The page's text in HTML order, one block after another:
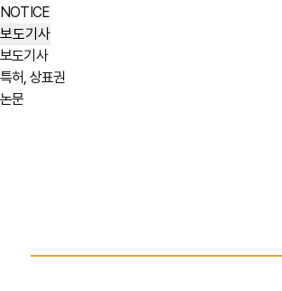
NOTICE
보도기사
보도기사
특허, 상표권
논문